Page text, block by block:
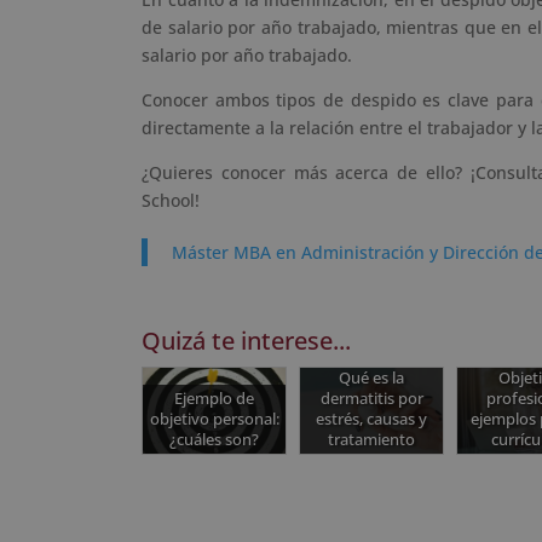
de salario por año trabajado, mientras que en
salario por año trabajado.
Conocer ambos tipos de despido es clave
directamente a la relación entre el trabajador y
¿Quieres conocer más acerca de ello?
School!
Máster MBA en Administración y Dirección
Quizá te interese...
Ejemplo de
objetivo personal:
¿cuáles son?
Qué es la
dermatitis por
estrés, causas y
tratamiento
ejemplos